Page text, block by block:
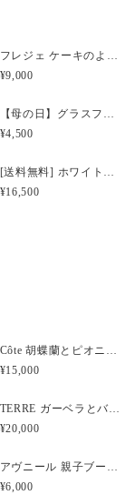
ぞご容赦くだ
がございま
い。
時に備考欄へ
フレジェ ケーキのようなプリザーブドフラワーアレンジメント
¥9,000
【母の日】グラスフラワーアレンジメント ピンク
¥4,500
[送料無料] ホワイトローズと矢車菊のアーティフィシャルフラワーリース ブルーブリーズ
¥16,500
Côte 胡蝶蘭とピオニーのキャスケードブーケ｜ピンク×ホワイト
¥15,000
TERRE ガーベラとバンクシアのナチュラルクラッチブーケ
¥20,000
アヴニール 親子ブーケ風ガラスボトル アーティフィシャルフラワー
¥6,000